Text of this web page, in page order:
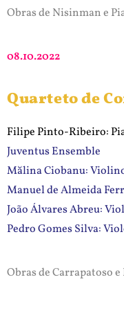
Obras de Nisinman e
08.10.2022
Quarteto de
Filipe Pinto-Ribeiro:
Juventus Ensemble
Mălina Ciobanu:
Manuel de Almeida
João Álvares Abreu:
Pedro Gomes Silva:
Obras de Carrapatoso